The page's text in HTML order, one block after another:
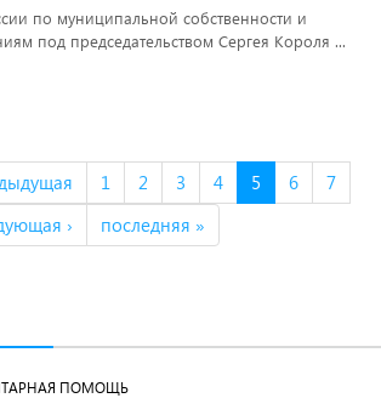
по муниципальной собственности и
под председательством Сергея Короля ...
1 2 3 4 5 6
7
› последняя »
ПОМОЩЬ